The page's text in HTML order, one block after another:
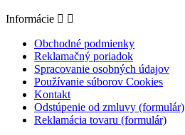
Informácie  
Obchodné podmienky
Reklamačný poriadok
Spracovanie osobných údajov
Používanie súborov Cookies
Kontakt
Odstúpenie od zmluvy (formulár)
Reklamácia tovaru (formulár)